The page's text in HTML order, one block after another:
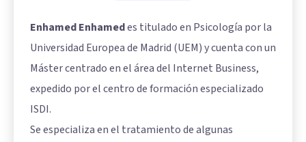
Enhamed Enhamedes titulado en Psicología por la
Universidad Europea de Madrid (UEM) y cuenta con un
Máster centrado en el área del Internet Business,
expedido por el centro de formación especializado
ISDI.
Se especializa en el tratamiento de algunas